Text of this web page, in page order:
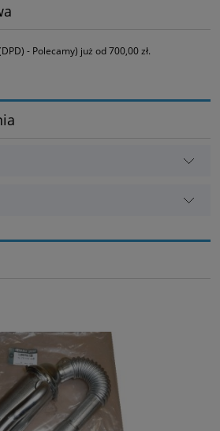
- Polecamy) już od 700,00 zł.